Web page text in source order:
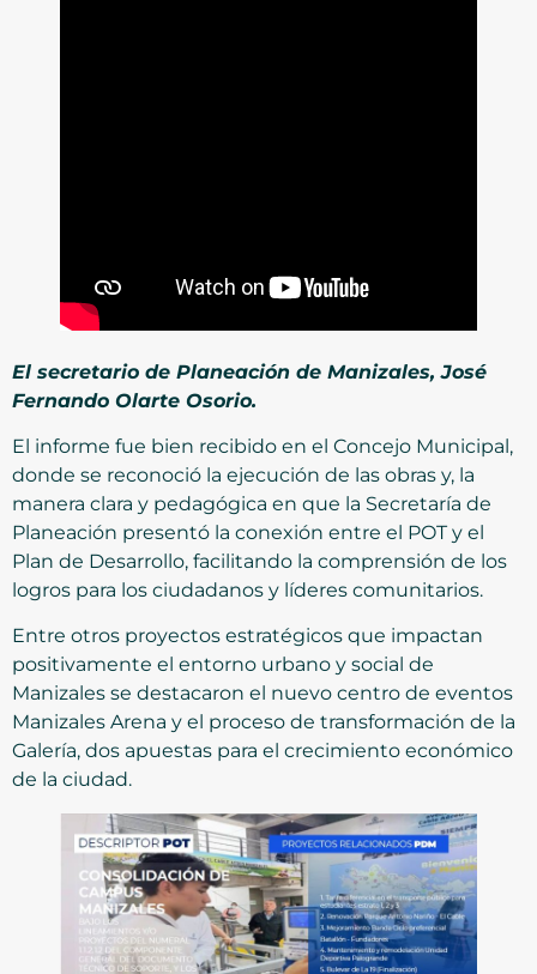
El secretario de Planeación de Manizales, José
Fernando Olarte Osorio.
El informe fue bien recibido en el Concejo Municipal,
donde se reconoció la ejecución de las obras y, la
manera clara y pedagógica en que la Secretaría de
Planeación presentó la conexión entre el POT y el
Plan de Desarrollo, facilitando la comprensión de los
logros para los ciudadanos y líderes comunitarios.
Entre otros proyectos estratégicos que impactan
positivamente el entorno urbano y social de
Manizales se destacaron el nuevo centro de eventos
Manizales Arena y el proceso de transformación de la
Galería, dos apuestas para el crecimiento económico
de la ciudad.